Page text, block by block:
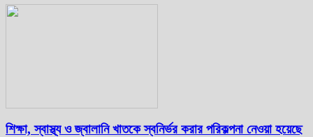
শিক্ষা, স্বাস্থ্য ও জ্বালানি খাতকে স্বনির্ভর করার পরিকল্পনা নেওয়া হয়েছে